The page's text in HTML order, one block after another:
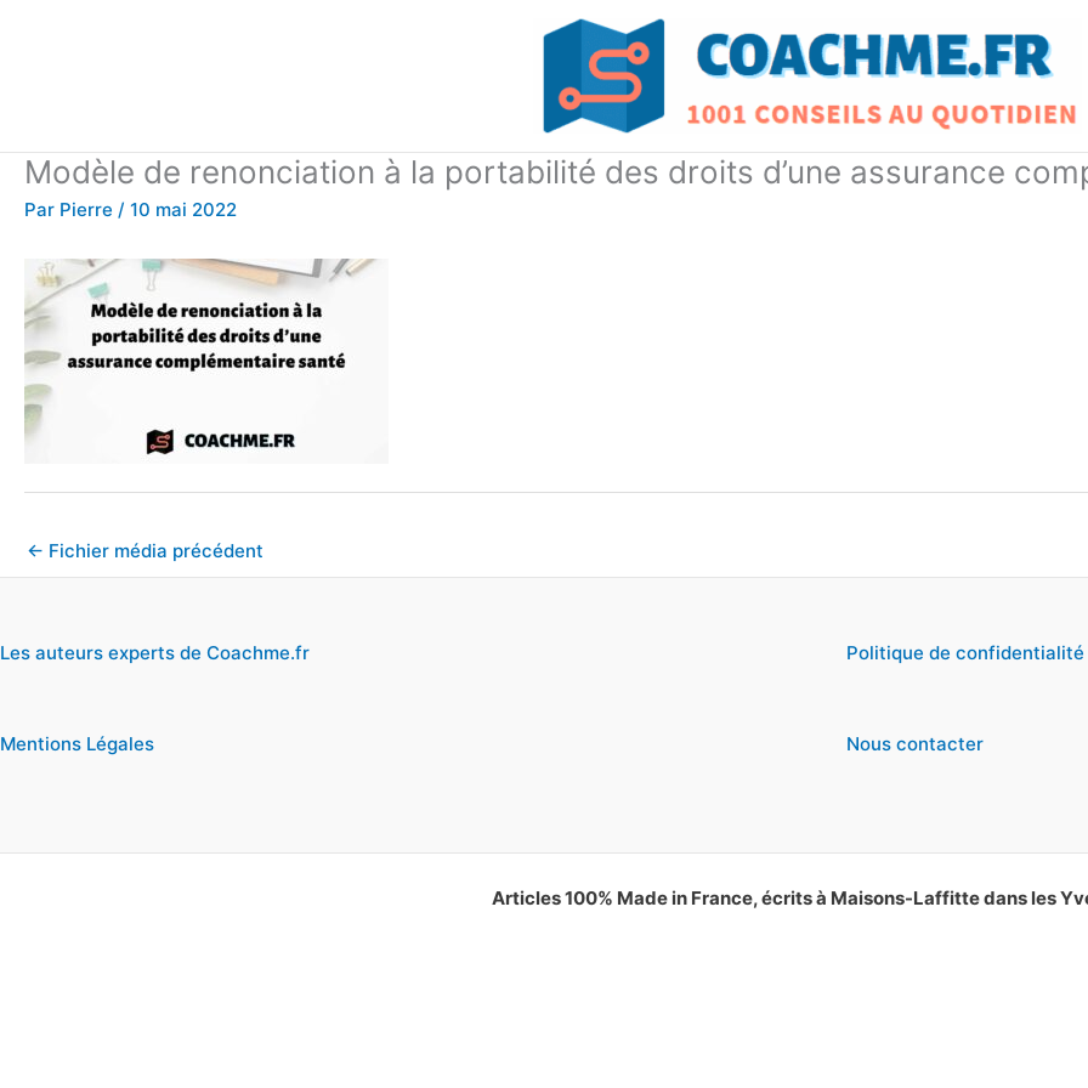
Modèle de renonciation à la portabilité des droits d’une assurance
Par Pierre / 10 mai 2022
← Fichier média précédent
Les auteurs experts de Coachme.fr
Mentions Légales
Politique de confidentialité
Nous contacter
Articles 100% Made in France, écrits à Maisons-Laffitte dans les